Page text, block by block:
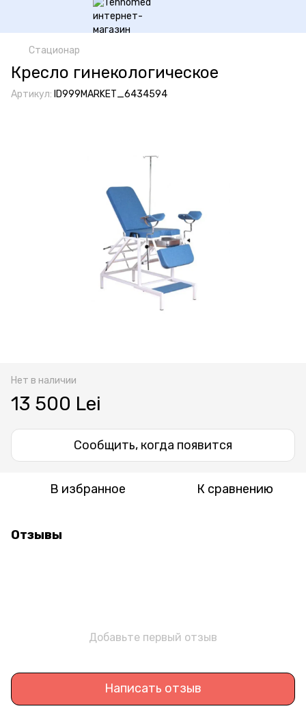
Стационар
Кресло гинекологическое
Артикул: ID999MARKET_6434594
Нет в наличии
13 500 Lei
Сообщить, когда появится
В избранное К сравнению
Отзывы
Добавьте первый отзыв
Написать отзыв